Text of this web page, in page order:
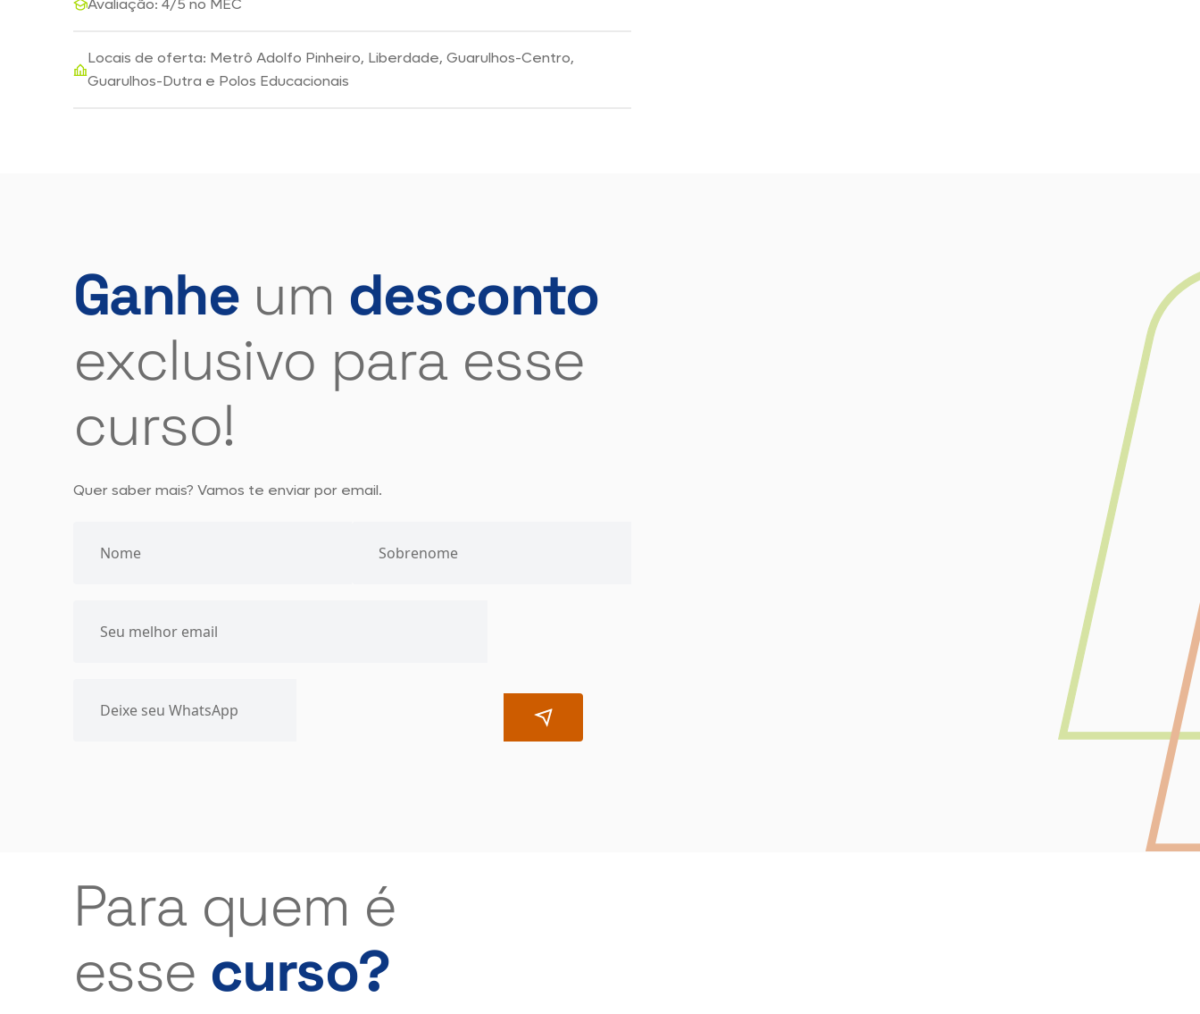
Avaliação: 4/5 no MEC
Locais de oferta: Metrô Adolfo Pinheiro, Liberdade, Guarulhos-Centro,
Guarulhos-Dutra e Polos Educacionais
Ganhe um desconto
exclusivo para esse
curso!
Quer saber mais? Vamos te enviar por email.
Para quem é
esse curso?